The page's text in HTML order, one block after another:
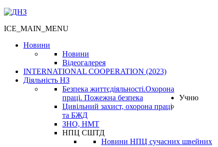
ICE_MAIN_MENU
Новини
Новини
Відеогалерея
INTERNATIONAL COOPERATION (2023)
Діяльність НЗ
Безпека життєдіяльності.Охорона
праці. Пожежна безпека
Цивільний захист, охорона праці
та БЖД
ЗНО, НМТ
НПЦ СШТД
Новини НПЦ сучасних швейних
Учню